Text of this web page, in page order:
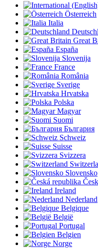
Österreich
Italia
Great
España
Slovenija
France
România
Sverige
Hrvatska
Polska
Magyar
Suomi
България
Schweiz
Suisse
Svizzera
Slovensko
Ireland
Nederland
Belgique
België
Portugal
Belgien
Norge